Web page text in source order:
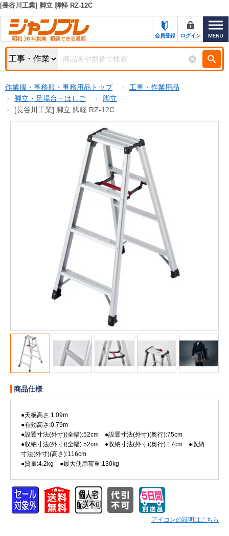
カテゴリー一覧
お知らせ
特集・キャンペーン一覧
初めての方へ
お問い合わせ
サポート＆ヘルプ
FAX注文用紙の印刷
ジャンブレの特長
新規登録キャンペーン
名入れ刺繍
メーカーカタログ一覧
カタログ請求（無料）
試着サンプル無料貸し出し
デジタルカタログ
クイックオーダー
ログアウト
キーワード検索
検索条件
商品カテゴリから選ぶ
販売価格(税抜き)で絞る
円から
円まで
[長谷川工業] 脚立 脚軽 RZ-12C
会員登録 ログイン
作業服・事務服・事務用品トップ
工事・作業用品
脚立・足場台・はしご
脚立
[長谷川工業] 脚立 脚軽 RZ-12C
商品仕様
●天板高さ:1.09m
●有効高さ:0.79m
●設置寸法(外寸)(全幅):52cm ●設置寸法(外寸)(奥行):75cm
●収納寸法(外寸)(全幅):52cm ●収納寸法(外寸)(奥行):17cm ●収納
寸法(外寸)(高さ):116cm
●質量:4.2kg ●最大使用荷重:130kg
アイコンの説明はこちら